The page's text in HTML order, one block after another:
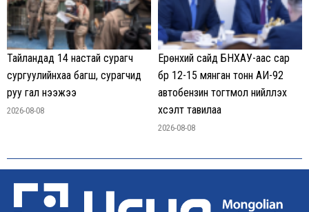
Тайландад 14 настай сурагч
сургуулийнхаа багш, сурагчид
руу гал нээжээ
2026-08-08
Ерөнхий сайд БНХАУ-аас сар
бүр 12-15 мянган тонн АИ-92
автобензин тогтмол нийлүүлэх
хүсэлт тавилаа
2026-08-08